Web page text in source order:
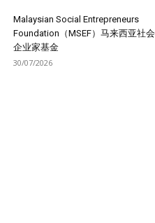
Malaysian Social Entrepreneurs
Foundation（MSEF）马来西亚社会
企业家基金
30/07/2026